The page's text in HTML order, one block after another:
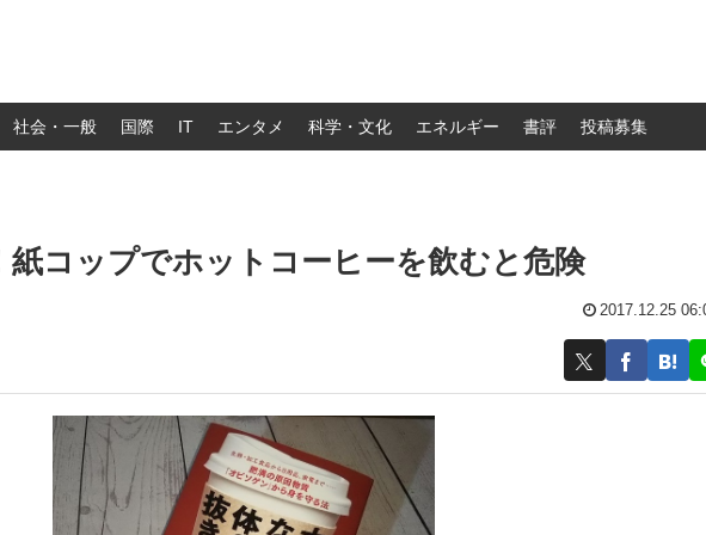
社会・一般 国際 IT エンタメ 科学・文化 エネルギー 書評 投稿募集
紙コップでホットコーヒーを飲むと危険
2017.12.25